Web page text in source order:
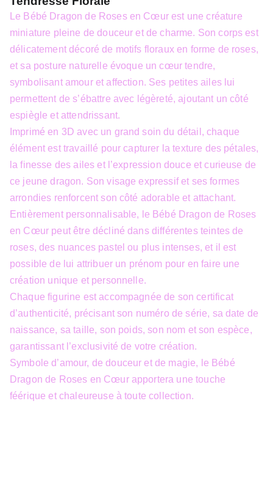
Le Bébé Dragon de Roses en Cœur est une créature
miniature pleine de douceur et de charme. Son corps est
délicatement décoré de motifs floraux en forme de roses,
et sa posture naturelle évoque un cœur tendre,
symbolisant amour et affection. Ses petites ailes lui
permettent de s’ébattre avec légèreté, ajoutant un côté
espiègle et attendrissant.
Imprimé en 3D avec un grand soin du détail, chaque
élément est travaillé pour capturer la texture des pétales,
la finesse des ailes et l’expression douce et curieuse de
ce jeune dragon. Son visage expressif et ses formes
arrondies renforcent son côté adorable et attachant.
Entièrement personnalisable, le Bébé Dragon de Roses
en Cœur peut être décliné dans différentes teintes de
roses, des nuances pastel ou plus intenses, et il est
possible de lui attribuer un prénom pour en faire une
création unique et personnelle.
Chaque figurine est accompagnée de son certificat
d’authenticité, précisant son numéro de série, sa date de
naissance, sa taille, son poids, son nom et son espèce,
garantissant l’exclusivité de votre création.
Symbole d’amour, de douceur et de magie, le Bébé
Dragon de Roses en Cœur apportera une touche
féérique et chaleureuse à toute collection.